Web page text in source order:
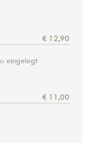
€ 12,90
eingelegt
€ 11,00